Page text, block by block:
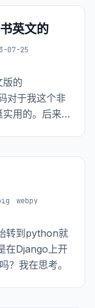
英文的
07-25
版的
对于我这个非
用的。后来
webpy
转到python就
在Django上开
？我在思考。